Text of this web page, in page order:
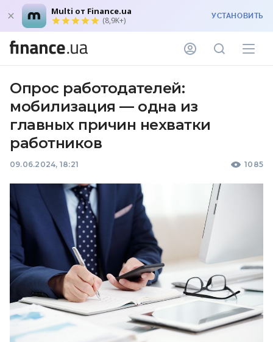
Multi от Finance.ua
(8,9K+) УСТАНОВИТЬ
Опрос работодателей:
мобилизация — одна из
главных причин нехватки
работников
09.06.2024, 18:21 1085